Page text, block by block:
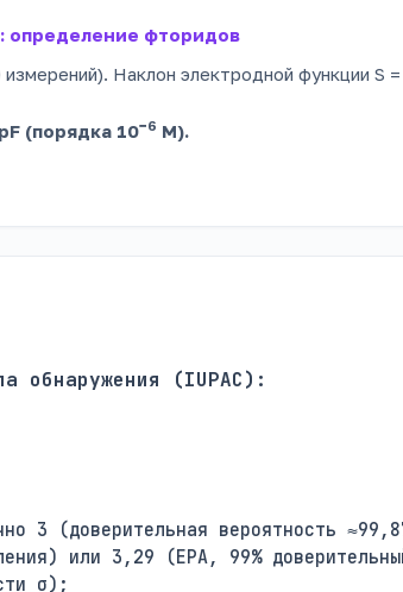
определение фторидов
Наклон электродной функции S
(порядка 10−6 М).
обнаружения (IUPAC):
3 (доверительная вероятность
или 3,29 (EPA, 99%
σ);